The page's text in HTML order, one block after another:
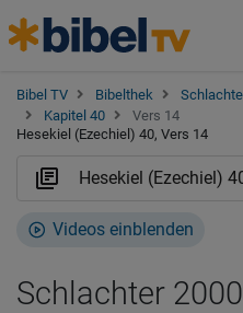
Bibel TV Bibelthek
Kapitel 40
Vers 14
Hesekiel (Ezechiel) 40, Vers 14
Videos einblenden
Schlachter